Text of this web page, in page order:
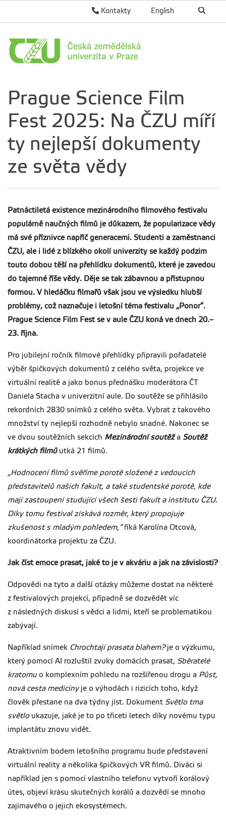
English
Kontakty
Prague Science Film
Fest 2025: Na ČZU míří
ty nejlepší dokumenty
ze světa vědy
Patnáctiletá existence mezinárodního filmového festivalu
populárně naučných filmů je důkazem, že popularizace vědy
má své příznivce napříč generacemi. Studenti a zaměstnanci
ČZU, ale i lidé z blízkého okolí univerzity se každý podzim
touto dobou těší na přehlídku dokumentů, které je zavedou
do tajemné říše vědy. Děje se tak zábavnou a přístupnou
formou. V hledáčku filmařů však jsou ve výsledku hlubší
problémy, což naznačuje i letošní téma festivalu „Ponor“.
Prague Science Film Fest se v aule ČZU koná ve dnech 20.–
23. října.
Pro jubilejní ročník filmové přehlídky připravili pořadatelé
výběr špičkových dokumentů z celého světa, projekce ve
virtuální realitě a jako bonus přednášku moderátora ČT
Daniela Stacha v univerzitní aule. Do soutěže se přihlásilo
rekordních 2830 snímků z celého světa. Vybrat z takového
množství ty nejlepší rozhodně nebylo snadné. Nakonec se
ve dvou soutěžních sekcích Mezinárodní soutěža Soutěž
krátkých filmůutká 21 filmů.
„Hodnocení filmů svěříme porotě složené z vedoucích
představitelů našich fakult, a také studentské porotě, kde
mají zastoupení studující všech šesti fakult a institutu ČZU.
Díky tomu festival získává rozměr, který propojuje
zkušenost s mladým pohledem,“říká Karolína Otcová,
koordinátorka projektu za ČZU.
Jak číst emoce prasat, jaké to je v akváriu a jak na závislosti?
Odpovědi na tyto a další otázky můžeme dostat na některé
z festivalových projekcí, případně se dozvědět víc
z následných diskusí s vědci a lidmi, kteří se problematikou
zabývají.
Například snímek Chrochtají prasata blahem?je o výzkumu,
který pomocí AI rozluštil zvuky domácích prasat, Sběratelé
kratomuo komplexním pohledu na rozšířenou drogu a Půst,
nová cesta medicínyje o výhodách i rizicích toho, když
člověk přestane na dva týdny jíst. Dokument Světlo tma
světloukazuje, jaké je to po třiceti letech díky novému typu
implantátu znovu vidět.
Atraktivním bodem letošního programu bude představení
virtuální reality a několika špičkových VR filmů. Diváci si
například jen s pomocí vlastního telefonu vytvoří korálový
útes, objeví krásu skutečných korálů a dozvědí se mnoho
zajímavého o jejich ekosystémech.